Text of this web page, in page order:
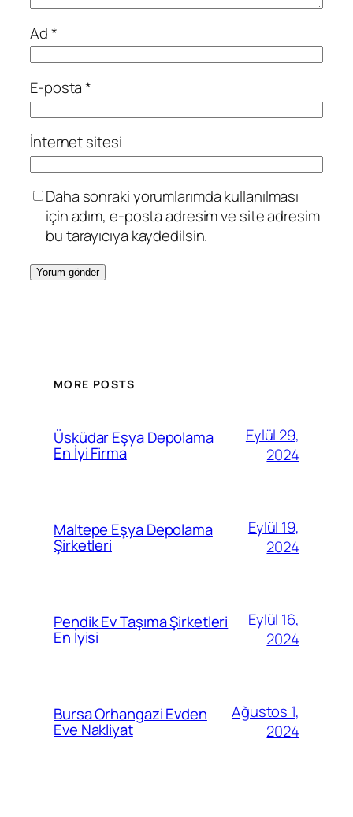
Ad*
E-posta*
İnternet sitesi
Daha sonraki yorumlarımda kullanılması
için adım, e-posta adresim ve site adresim
bu tarayıcıya kaydedilsin.
MORE POSTS
Üsküdar Eşya Depolama
En İyi Firma
Eylül 29,
2024
Maltepe Eşya Depolama
Şirketleri
Eylül 19,
2024
Pendik Ev Taşıma Şirketleri
En İyisi
Eylül 16,
2024
Bursa Orhangazi Evden
Eve Nakliyat
Ağustos 1,
2024